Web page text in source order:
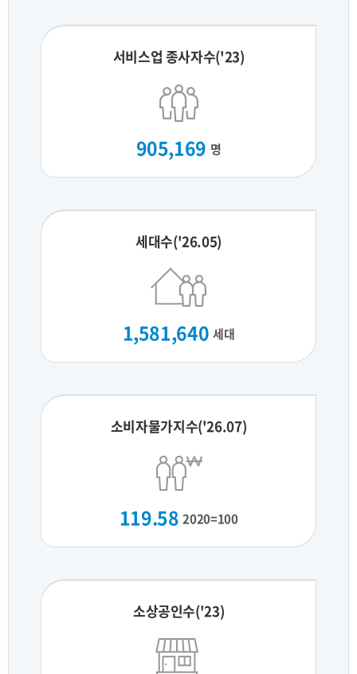
서비스업 종사자수('23)
905,169 명
세대수('26.05)
1,581,640 세대
소비자물가지수('26.07)
119.58 2020=100
소상공인수('23)